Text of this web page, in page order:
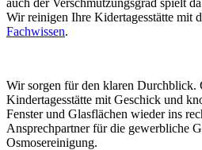
Wir reinigen Ihre Kidertagesstätte mit
Fachwissen.
Wir sorgen für den klaren Durchblick.
Kindertagesstätte mit Geschick und
Fenster und Glasflächen wieder ins
Ansprechpartner für die gewerbliche
Osmosereinigung.